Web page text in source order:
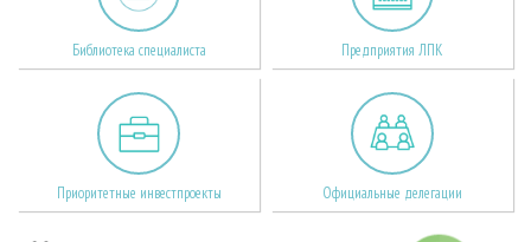
Библиотека специалиста Предприятия ЛПК
Приоритетные инвестпроекты Официальные делегации